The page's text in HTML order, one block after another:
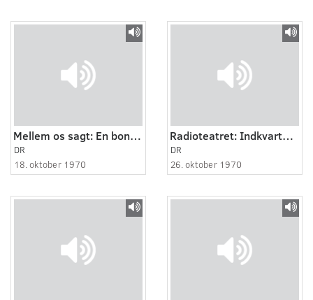
Mellem os sagt: En bonde skifter spor
DR
18. oktober 1970
Radioteatret: Indkvarteringen
DR
26. oktober 1970